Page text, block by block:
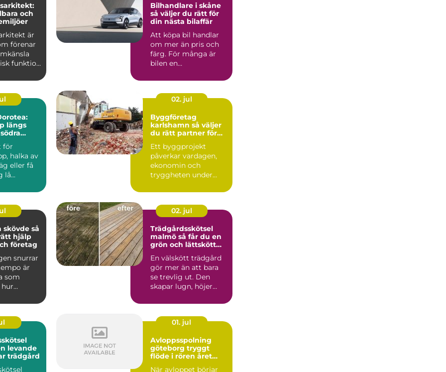
och
är
förenar
funktion
Bilhandlare i skåne
så väljer du rätt för
din nästa bilaffär
Att köpa bil handlar
om mer än pris och
färg. För många är
bilen en
ska fungera v...
längs
för
halka av
eller få
lå...
02. jul
Byggföretag
karlshamn så väljer
du rätt partner för
Ett byggprojekt
påverkar vardagen,
ekonomin och
tryggheten under
Därför spelar vale...
så
hjälp
företag
snurrar
är
som
02. jul
Trädgårdsskötsel
malmö så får du en
grön och lättskött
En välskött trädgård
gör mer än att bara
se trevlig ut. Den
skapar lugn, höjer
oc...
levande
trädgård
01. jul
Avloppsspolning
göteborg tryggt
flöde i rören året
När avloppet börjar